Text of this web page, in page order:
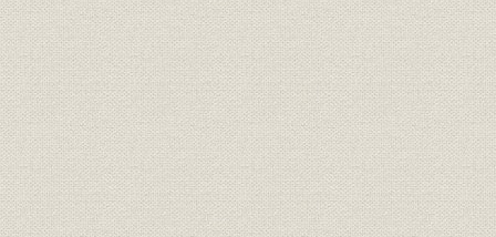
震災手形法案と鈴木商店
政界荒れる<憲本連盟の出現>
鈴木商店の内紛
政友会の反発
第四章 昭和金融恐慌